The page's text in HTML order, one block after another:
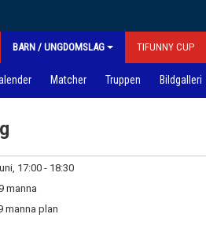
BARN / UNGDOMSLAG TIFUNNY CUP
Matcher Truppen Bildgalleri
17:00 - 18:30
manna
manna plan